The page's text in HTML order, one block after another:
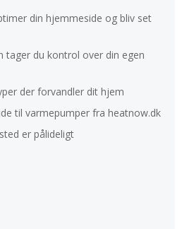
din hjemmeside og bliv set
tager du kontrol over din egen
der forvandler dit hjem
til varmepumper fra heatnow.dk
er pålideligt